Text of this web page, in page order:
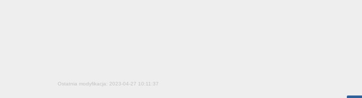
Ostatnia modyfikacja: 2023-04-27 10:11:37